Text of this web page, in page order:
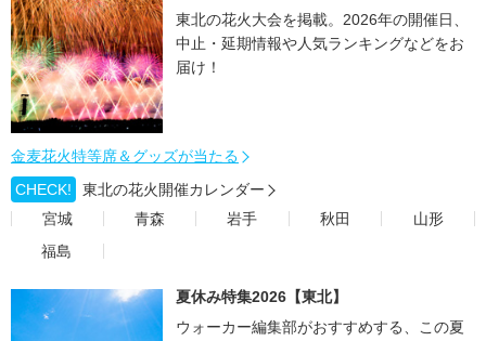
東北の花火大会を掲載。2026年の開催日、
中止・延期情報や人気ランキングなどをお
届け！
金麦花火特等席＆グッズが当たる
CHECK!
東北の花火開催カレンダー
宮城
青森 岩手 秋田
山形
福島
夏休み特集2026【東北】
ウォーカー編集部がおすすめする、この夏